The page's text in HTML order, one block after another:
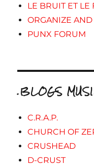
LE BRUIT ET LE
ORGANIZE AND
PUNX FORUM
.BLOGS
C.R.A.P.
CHURCH OF
CRUSHEAD
D-CRUST